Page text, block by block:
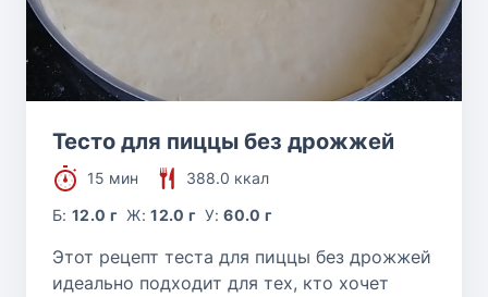
Тесто для пиццы без дрожжей
15 мин
388.0 ккал
Б:12.0 г Ж:12.0 г У:60.0 г
Этот рецепт теста для пиццы без дрожжей
идеально подходит для тех, кто хочет